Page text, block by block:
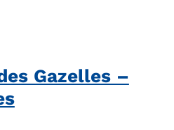
Gazelles –